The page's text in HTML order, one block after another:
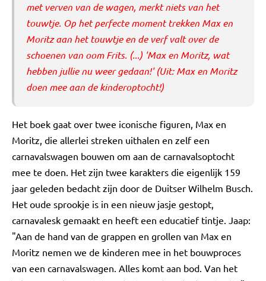
met verven van de wagen, merkt niets van het
touwtje. Op het perfecte moment trekken Max en
Moritz aan het touwtje en de verf valt over de
schoenen van oom Frits. (...) 'Max en Moritz, wat
hebben jullie nu weer gedaan!' (Uit: Max en Moritz
doen mee aan de kinderoptocht!)
Het boek gaat over twee iconische figuren, Max en
Moritz, die allerlei streken uithalen en zelf een
carnavalswagen bouwen om aan de carnavalsoptocht
mee te doen. Het zijn twee karakters die eigenlijk 159
jaar geleden bedacht zijn door de Duitser Wilhelm Busch.
Het oude sprookje is in een nieuw jasje gestopt,
carnavalesk gemaakt en heeft een educatief tintje. Jaap:
"Aan de hand van de grappen en grollen van Max en
Moritz nemen we de kinderen mee in het bouwproces
van een carnavalswagen. Alles komt aan bod. Van het